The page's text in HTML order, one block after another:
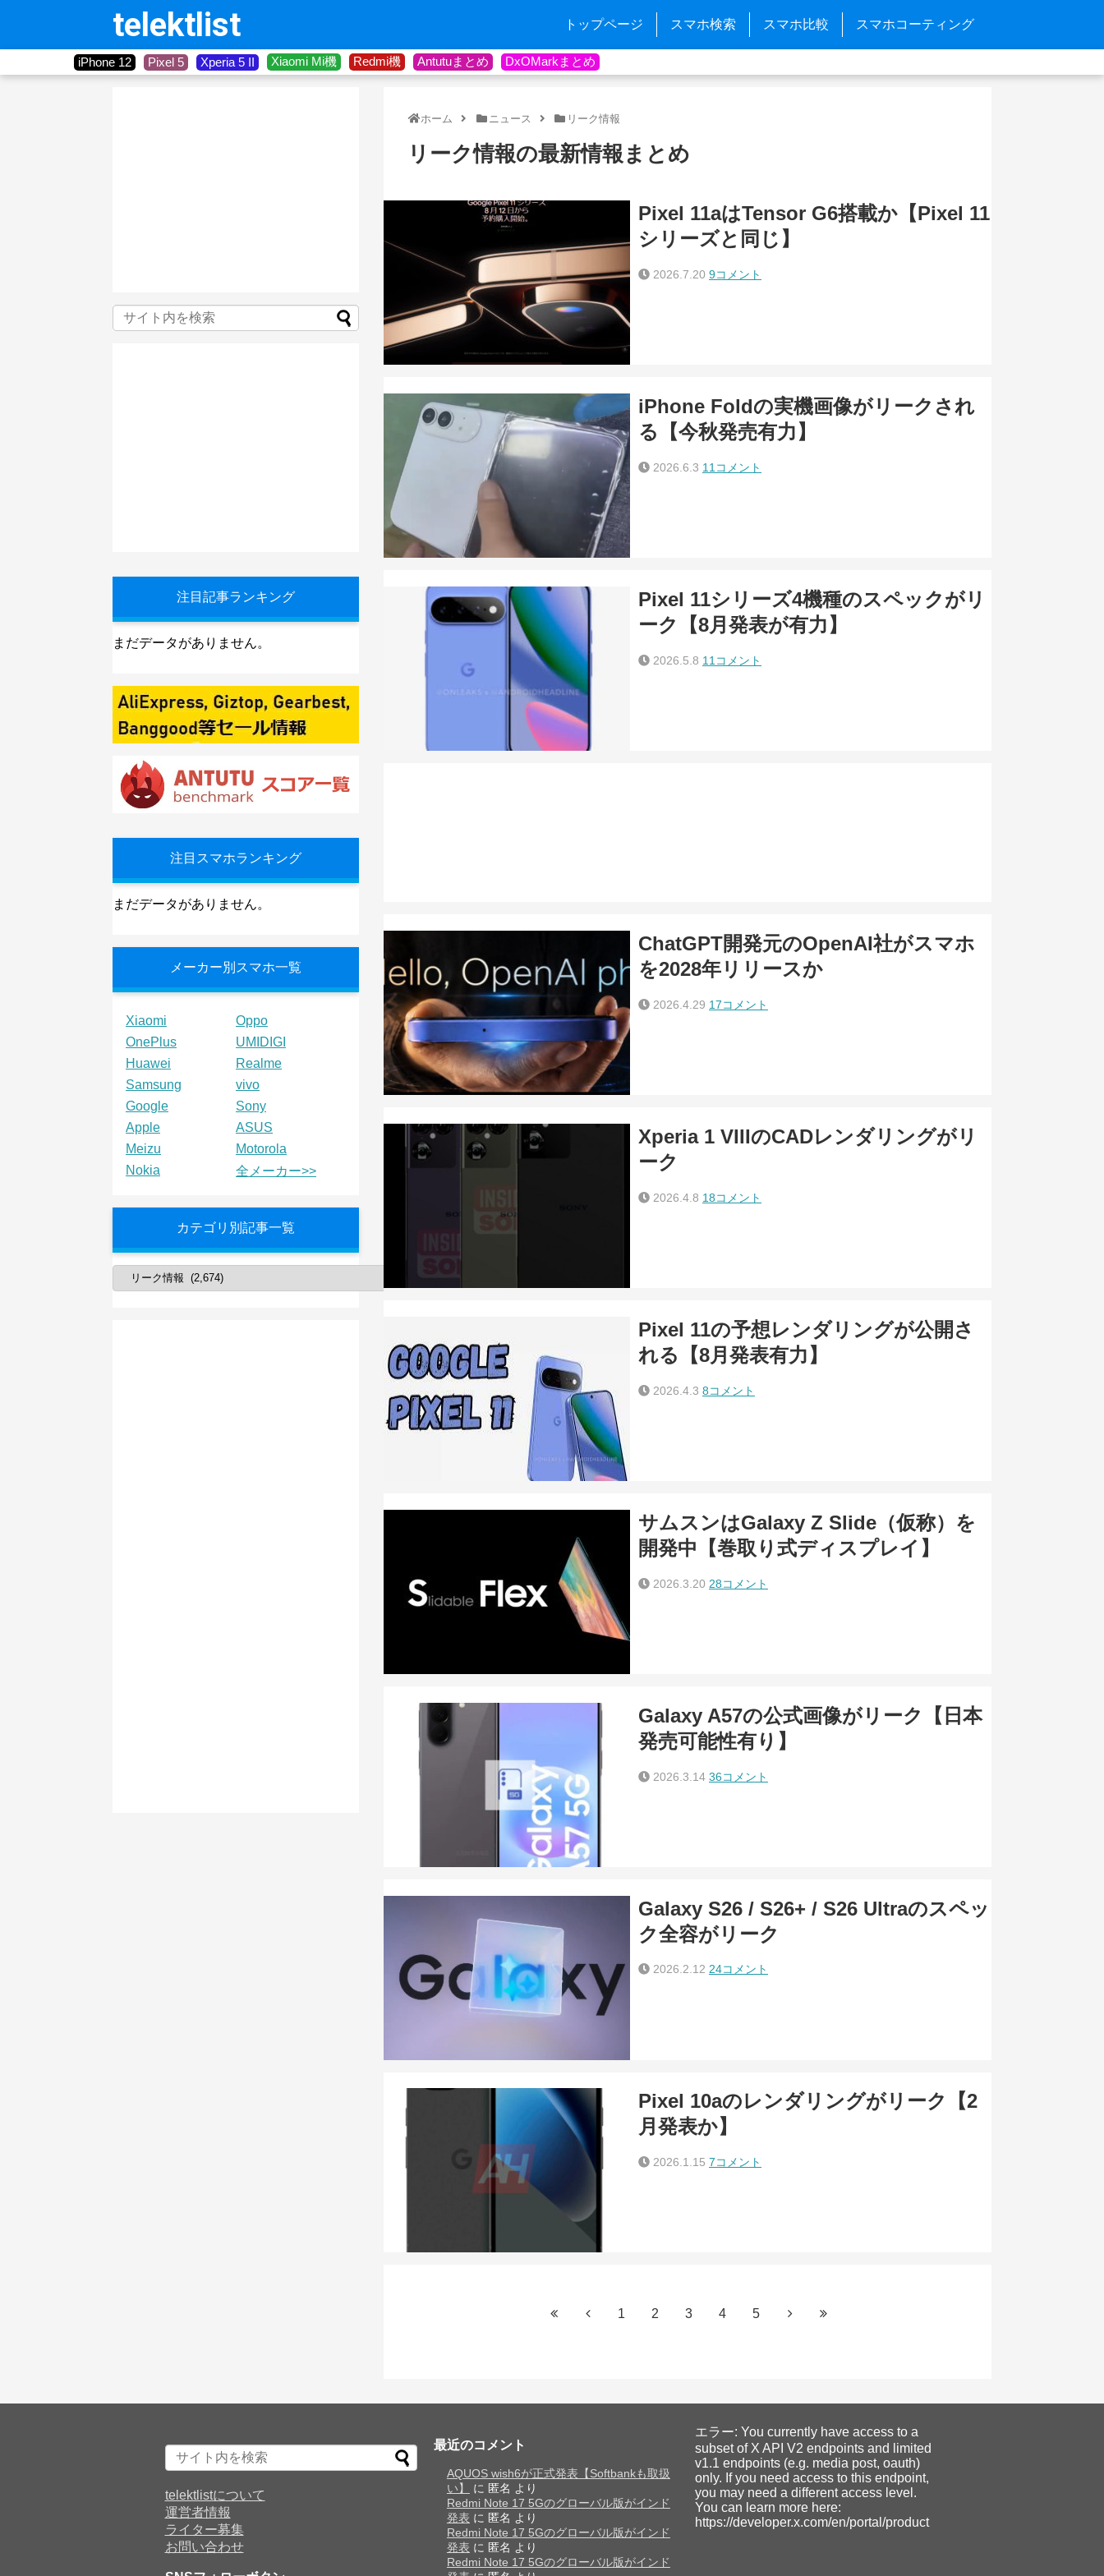
telektlist トップページ スマホ検索 スマホ比較 スマホコーティング
iPhone 12 Pixel 5 Xperia 5 II Xiaomi Mi機 Redmi機 Antutuまとめ DxOMarkまとめ
ホーム ニュース リーク情報
リーク情報の最新情報まとめ
Pixel 11aはTensor G6搭載か【Pixel 11
シリーズと同じ】
2026.7.20 9コメント
iPhone Foldの実機画像がリークされ
る【今秋発売有力】
2026.6.3 11コメント
Pixel 11シリーズ4機種のスペックがリ
ーク【8月発表が有力】
2026.5.8 11コメント
ChatGPT開発元のOpenAI社がスマホ
を2028年リリースか
2026.4.29 17コメント
Xperia 1 VIIIのCADレンダリングがリ
ーク
2026.4.8 18コメント
Pixel 11の予想レンダリングが公開さ
れる【8月発表有力】
2026.4.3 8コメント
サムスンはGalaxy Z Slide（仮称）を
開発中【巻取り式ディスプレイ】
2026.3.20 28コメント
Galaxy A57の公式画像がリーク【日本
発売可能性有り】
2026.3.14 36コメント
Galaxy S26 / S26+ / S26 Ultraのスペッ
ク全容がリーク
2026.2.12 24コメント
Pixel 10aのレンダリングがリーク【2
月発表か】
2026.1.15 7コメント
1 2 3 4 5
注目記事ランキング
まだデータがありません。
注目スマホランキング
まだデータがありません。
メーカー別スマホ一覧
Xiaomi
Oppo
OnePlus
UMIDIGI
Huawei
Realme
Samsung
vivo
Google
Sony
Apple
ASUS
Meizu
Motorola
Nokia
全メーカー>>
カテゴリ別記事一覧
telektlistについて
運営者情報
ライター募集
お問い合わせ
最近のコメント
AQUOS wish6が正式発表【Softbankも取扱
い】
に 匿名 より
Redmi Note 17 5Gのグローバル版がインド
発表 に 匿名 より
Redmi Note 17 5Gのグローバル版がインド
発表 に 匿名 より
Redmi Note 17 5Gのグローバル版がインド
エラー: You currently have access to a
subset of X API V2 endpoints and limited
v1.1 endpoints (e.g. media post, oauth)
only. If you need access to this endpoint,
you may need a different access level.
You can learn more here:
https://developer.x.com/en/portal/product